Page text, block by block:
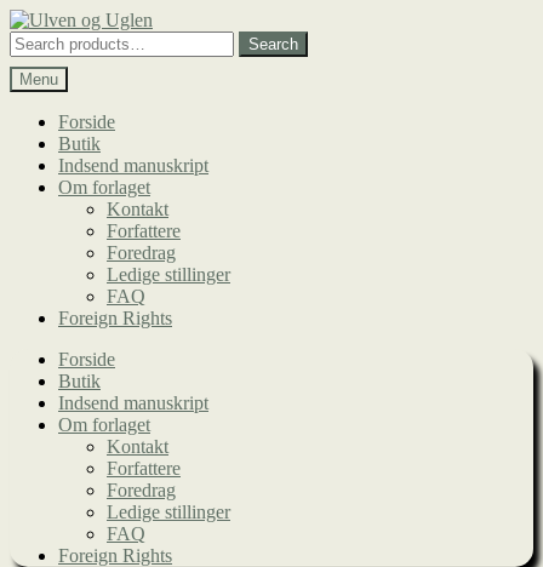
Spring
til
navigation
Spring
til
indhold
Search
for:
Search
Menu
Forside
Butik
Indsend manuskript
Om forlaget
Kontakt
Forfattere
Foredrag
Ledige stillinger
FAQ
Foreign Rights
Forside
Butik
Indsend manuskript
Om forlaget
Kontakt
Forfattere
Foredrag
Ledige stillinger
FAQ
Foreign Rights